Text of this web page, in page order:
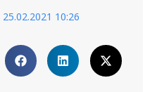
25.02.2021 10:26